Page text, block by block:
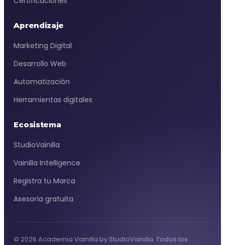
Aprendizaje
Marketing Digital
Desarrollo Web
Automatización
Herramientas digitales
Ecosistema
StudioVainilla
Vainilla Intelligence
Registra tu Marca
Asesoría gratuita
© 2026 Academia Vainilla by StudioVainilla. Todos los